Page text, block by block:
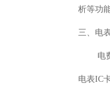
析等功
三、电
电
电表IC